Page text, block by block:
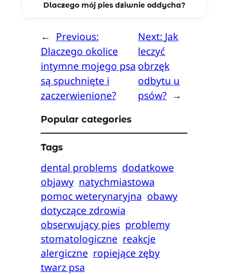
Dlaczego mój pies dziwnie oddycha?
← Previous:
Dlaczego okolice
intymne mojego psa
są spuchnięte i
zaczerwienione?
Next: Jak
leczyć
obrzęk
odbytu u
psów? →
Popular categories
Tags
dental problems dodatkowe
objawy natychmiastowa
pomoc weterynaryjna obawy
dotyczące zdrowia
obserwujący pies problemy
stomatologiczne reakcje
alergiczne ropiejące zęby
twarz psa